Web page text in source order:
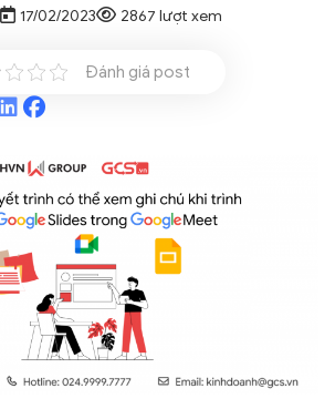
17/02/2023 2867 lượt xem
Đánh giá post